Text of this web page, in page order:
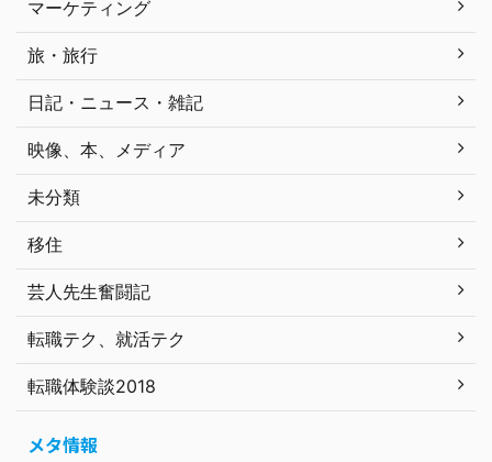
マーケティング
旅・旅行
日記・ニュース・雑記
映像、本、メディア
未分類
移住
芸人先生奮闘記
転職テク、就活テク
転職体験談2018
メタ情報